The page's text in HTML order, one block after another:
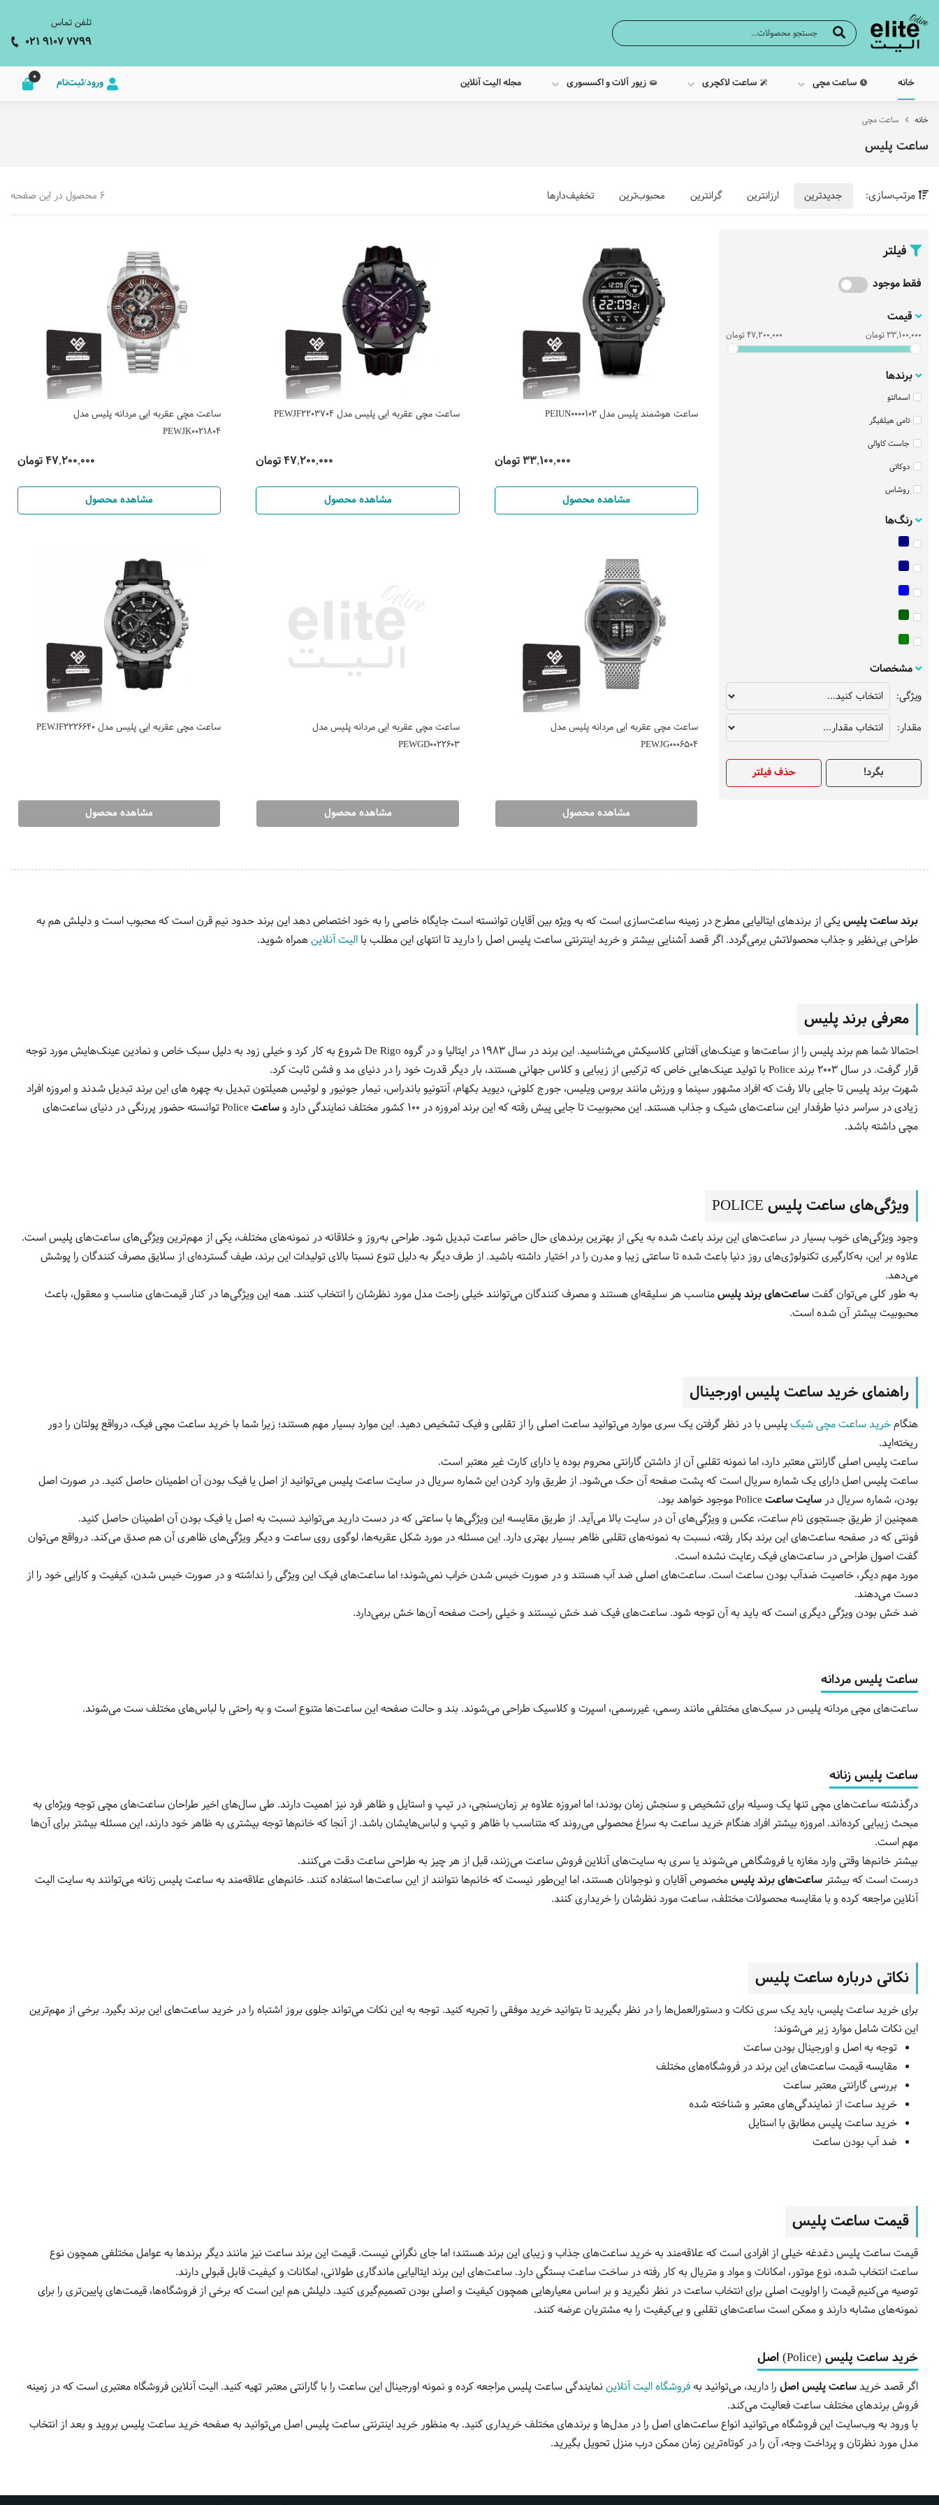
تلفن تماس
021 9107 7799
خانه ساعت مچی ساعت لاکچری زیور آلات و اکسسوری مجله الیت آنلاین ورود/ثبت‌نام 0
خانه ساعت مچی
ساعت پلیس
6 محصول در این صفحه مرتب‌سازی: جدیدترین ارزانترین گرانترین محبوب‌ترین تخفیف‌دارها
فیلتر
فقط موجود
قیمت
33,100,000تومان 47,200,000تومان
برندها
اسمالتو
تامی هیلفیگر
جاست کاوالی
دوکاتی
روشاس
ساعت اسپریت
ساعت سیتیزن
سانتانوره
سیکو
پلیس
چروتی
کاسیو
کلوین کلاین
کیو اند کیو
گیلاروش
رنگ‌ها
مشخصات
ویژگی:
مقدار:
بگرد! حذف فیلتر
ساعت هوشمند پلیس مدل PEIUN0000102
33,100,000 تومان
مشاهده محصول
ساعت مچی عقربه ایی پلیس مدل PEWJF2203704
47,200,000 تومان
مشاهده محصول
ساعت مچی عقربه ایی مردانه پلیس مدل
PEWJK0021804
47,200,000 تومان
مشاهده محصول
ساعت مچی عقربه ایی مردانه پلیس مدل
PEWJG0006504
مشاهده محصول
ساعت مچی عقربه ایی مردانه پلیس مدل
PEWGD0022603
مشاهده محصول
ساعت مچی عقربه ایی پلیس مدل PEWJF2226640
مشاهده محصول
برند ساعت پلیسیکی از برندهای ایتالیایی مطرح در زمینه ساعت‌سازی است که به ویژه بین آقایان توانسته است جایگاه خاصی را به خود اختصاص دهد این برند حدود نیم قرن است که محبوب است و دلیلش هم به
طراحی بی‌نظیر و جذاب محصولاتش برمی‌گردد. اگر قصد آشنایی بیشتر و خرید اینترنتی ساعت پلیس اصل را دارید تا انتهای این مطلب با الیت آنلاینهمراه شوید.
معرفی برند پلیس
احتمالا شما هم برند پلیس را از ساعت‌ها و عینک‌های آفتابی کلاسیکش می‌شناسید. این برند در سال ۱۹۸۳ در ایتالیا و در گروه De Rigoشروع به کار کرد و خیلی زود به دلیل سبک خاص و نمادین عینک‌هایش مورد توجه
قرار گرفت. در سال ۲۰۰۳ برند Police
با تولید عینک‌هایی خاص که ترکیبی از زیبایی و کلاس جهانی هستند، بار دیگر قدرت خود را در دنیای مد و فشن ثابت کرد.
شهرت برند پلیس تا جایی بالا رفت که افراد مشهور سینما و ورزش مانند بروس ویلیس، جورج کلونی، دیوید بکهام، آنتونیو باندراس، نیمار جونیور و لوئیس همیلتون تبدیل به چهره های این برند تبدیل شدند و امروزه افراد
زیادی در سراسر دنیا طرفدار این ساعت‌های شیک و جذاب هستند. این محبوبیت تا جایی پیش رفته که این برند امروزه در ۱۰۰ کشور مختلف نمایندگی دارد و
ساعت Police
توانسته حضور پررنگی در دنیای ساعت‌های
مچی داشته باشد.
ویژگی‌های ساعت پلیس POLICE
وجود ویژگی‌های خوب بسیار در ساعت‌های این برند باعث شده به یکی از بهترین برندهای حال حاضر ساعت تبدیل شود. طراحی به‌روز و خلاقانه در نمونه‌های مختلف، یکی از مهم‌ترین ویژگی‌های ساعت‌های پلیس است.
علاوه بر این، به‌کارگیری تکنولوژی‌های روز دنیا باعث شده تا ساعتی زیبا و مدرن را در اختیار داشته باشید. از طرف دیگر به دلیل تنوع نسبتا بالای تولیدات این برند، طیف گسترده‌ای از سلایق مصرف کنندگان را پوشش
می‌دهد.
به طور کلی می‌توان گفتساعت‌های برند پلیسمناسب هر سلیقه‌ای هستند و مصرف کنندگان می‌توانند خیلی راحت مدل مورد نظرشان را انتخاب کنند. همه این ویژگی‌ها در کنار قیمت‌های مناسب و معقول، باعث
محبوبیت بیشتر آن شده است.
راهنمای خرید ساعت پلیس اورجینال
هنگامخرید ساعت مچی شیکپلیس با در نظر گرفتن یک سری موارد می‌توانید ساعت اصلی را از تقلبی و فیک تشخیص دهید. این موارد بسیار مهم هستند؛ زیرا شما با خرید ساعت مچی فیک، درواقع پولتان را دور
ریخته‌اید.
ساعت پلیس اصلی گارانتی معتبر دارد، اما نمونه تقلبی آن از داشتن گارانتی محروم بوده یا دارای کارت غیر معتبر است.
ساعت پلیس اصل دارای یک شماره سریال است که پشت صفحه آن حک می‌شود. از طریق وارد کردن این شماره سریال در سایت ساعت پلیس می‌توانید از اصل یا فیک بودن آن اطمینان حاصل کنید. در صورت اصل
بودن، شماره سریال درسایت ساعت Police
موجود خواهد بود.
همچنین از طریق جستجوی نام ساعت، عکس و ویژگی‌های آن در سایت بالا می‌آید. از طریق مقایسه این ویژگی‌ها با ساعتی که در دست دارید می‌توانید نسبت به اصل یا فیک بودن آن اطمینان حاصل کنید.
فونتی که در صفحه ساعت‌های این برند بکار رفته، نسبت به نمونه‌های تقلبی ظاهر بسیار بهتری دارد. این مسئله در مورد شکل عقربه‌ها، لوگوی روی ساعت و دیگر ویژگی‌های ظاهری آن هم صدق می‌کند. درواقع می‌توان
گفت اصول طراحی در ساعت‌های فیک رعایت نشده است.
مورد مهم دیگر، خاصیت ضدآب بودن ساعت است. ساعت‌های اصلی ضد آب هستند و در صورت خیس شدن خراب نمی‌شوند؛ اما ساعت‌های فیک این ویژگی را نداشته و در صورت خیس شدن، کیفیت و کارایی خود را از
دست می‌دهند.
ضد خش بودن ویژگی دیگری است که باید به آن توجه شود. ساعت‌های فیک ضد خش نیستند و خیلی راحت صفحه آن‌ها خش برمی‌دارد.
ساعت پلیس مردانه
ساعت‌های مچی مردانه پلیس در سبک‌های مختلفی مانند رسمی، غیررسمی، اسپرت و کلاسیک طراحی می‌شوند. بند و حالت صفحه این ساعت‌ها متنوع است و به راحتی با لباس‌های مختلف ست می‌شوند.
ساعت پلیس زنانه
درگذشته ساعت‌های مچی تنها یک وسیله برای تشخیص و سنجش زمان بودند؛ اما امروزه علاوه بر زمان‌سنجی، در تیپ و استایل و ظاهر فرد نیز اهمیت دارند. طی سال‌های اخیر طراحان ساعت‌های مچی توجه ویژه‌ای به
مبحث زیبایی کرده‌اند. امروزه بیشتر افراد هنگام خرید ساعت به سراغ محصولی می‌روند که متناسب با ظاهر و تیپ و لباس‌هایشان باشد. از آنجا که خانم‌ها توجه بیشتری به ظاهر خود دارند، این مسئله بیشتر برای آن‌ها
مهم است.
بیشتر خانم‌ها وقتی وارد مغازه یا فروشگاهی می‌شوند یا سری به سایت‌های آنلاین فروش ساعت می‌زنند، قبل از هر چیز به طراحی ساعت دقت می‌کنند.
درست است که بیشترساعت‌های برند پلیسمخصوص آقایان و نوجوانان هستند، اما این‌طور نیست که خانم‌ها نتوانند از این ساعت‌ها استفاده کنند. خانم‌های علاقه‌مند به ساعت پلیس زنانه می‌توانند به سایت الیت
آنلاین مراجعه کرده و با مقایسه محصولات مختلف، ساعت مورد نظرشان را خریداری کنند.
نکاتی درباره ساعت پلیس
برای خرید ساعت پلیس، باید یک سری نکات و دستورالعمل‌ها را در نظر بگیرید تا بتوانید خرید موفقی را تجربه کنید. توجه به این نکات می‌تواند جلوی بروز اشتباه را در خرید ساعت‌های این برند بگیرد. برخی از مهم‌ترین
این نکات شامل موارد زیر می‌شوند:
توجه به اصل و اورجینال بودن ساعت
مقایسه قیمت ساعت‌های این برند در فروشگاه‌های مختلف
بررسی گارانتی معتبر ساعت
خرید ساعت از نمایندگی‌های معتبر و شناخته شده
خرید ساعت پلیس مطابق با استایل
ضد آب بودن ساعت
قیمت ساعت پلیس
قیمت ساعت پلیس دغدغه خیلی از افرادی است که علاقه‌مند به خرید ساعت‌های جذاب و زیبای این برند هستند؛ اما جای نگرانی نیست. قیمت این برند ساعت نیز مانند دیگر برندها به عوامل مختلفی همچون نوع
ساعت انتخاب شده، نوع موتور، امکانات و مواد و متریال به کار رفته در ساخت ساعت بستگی دارد. ساعت‌های این برند ایتالیایی ماندگاری طولانی، امکانات و کیفیت قابل قبولی دارند.
توصیه می‌کنیم قیمت را اولویت اصلی برای انتخاب ساعت در نظر نگیرید و بر اساس معیارهایی همچون کیفیت و اصلی بودن تصمیم‌گیری کنید. دلیلش هم این است که برخی از فروشگاه‌ها، قیمت‌های پایین‌تری را برای
نمونه‌های مشابه دارند و ممکن است ساعت‌های تقلبی و بی‌کیفیت را به مشتریان عرضه کنند.
خرید ساعت پلیس (Police ) اصل
اگر قصد خریدساعت پلیس اصل را دارید، می‌توانید بهفروشگاه الیت آنلاین نمایندگی ساعت پلیس مراجعه کرده و نمونه اورجینال این ساعت را با گارانتی معتبر تهیه کنید. الیت آنلاین فروشگاه معتبری است که در زمینه
فروش برندهای مختلف ساعت فعالیت می‌کند.
با ورود به وب‌سایت این فروشگاه می‌توانید انواع ساعت‌های اصل را در مدل‌ها و برندهای مختلف خریداری کنید. به منظور خرید اینترنتی ساعت پلیس اصل می‌توانید به صفحه خرید ساعت پلیس بروید و بعد از انتخاب
مدل مورد نظرتان و پرداخت وجه، آن را در کوتاه‌ترین زمان ممکن درب منزل تحویل بگیرید.